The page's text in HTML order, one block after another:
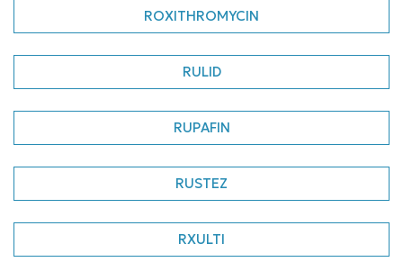
ROXITHROMYCIN
RULID
RUPAFIN
RUSTEZ
RXULTI